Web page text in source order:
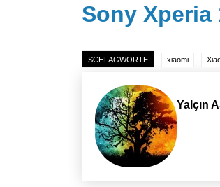
Sony Xperia
SCHLAGWORTE xiaomi
Yalçın